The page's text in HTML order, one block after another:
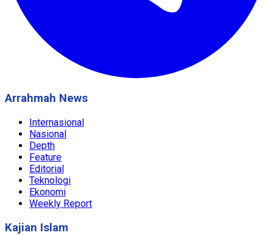
Arrahmah News
Internasional
Nasional
Depth
Feature
Editorial
Teknologi
Ekonomi
Weekly Report
Kajian Islam